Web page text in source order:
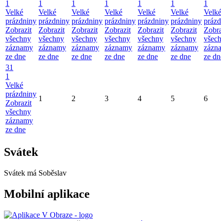
1
Velké
prázdniny
Zobrazit
všechny
záznamy
ze dne
1
Velké
prázdniny
Zobrazit
všechny
záznamy
ze dne
1
Velké
prázdniny
Zobrazit
všechny
záznamy
ze dne
1
Velké
prázdniny
Zobrazit
všechny
záznamy
ze dne
1
Velké
prázdniny
Zobrazit
všechny
záznamy
ze dne
1
Velké
prázdniny
Zobrazit
všechny
záznamy
ze dne
1
Velké
ze
31
1
Velké
prázdniny
Zobrazit
všechny
záznamy
ze dne
1 2 3 4 5 6
Svátek
Svátek má Soběslav
Mobilní aplikace